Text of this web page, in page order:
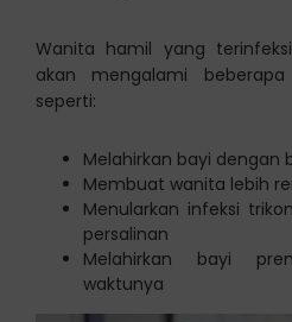
Wanita hamil yang
akan mengalami beberapa
seperti:
Melahirkan bayi dengan
Membuat wanita lebih
Menularkan infeksi
persalinan
Melahirkan bayi
waktunya